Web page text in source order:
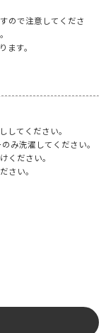
ので注意してくださ
す。
てください。
み洗濯してください。
ください。
さい。